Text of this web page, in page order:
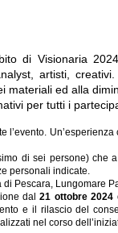
di Visionaria
artisti,
materiali ed alla
per tutti i
l’evento.
di sei persone) che
personali indicate.
Pescara, Lungomare
dal21 ottobre 2024
e il rilascio del
nel corso